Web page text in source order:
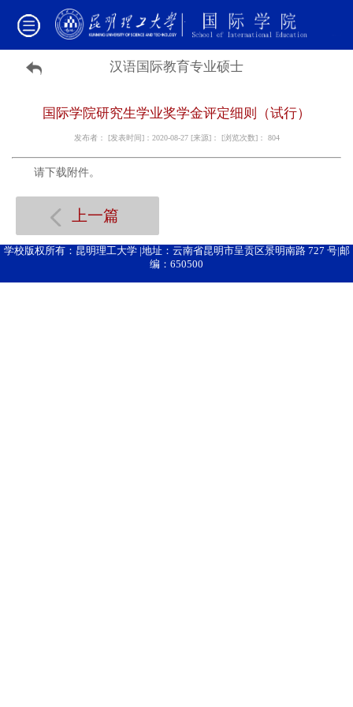
汉语国际教育专业硕士
国际学院研究生学业奖学金评定细则（试行）
发布者： [发表时间]：2020-08-27 [来源]： [浏览次数]： 804
请下载附件。
上一篇
学校版权所有：昆明理工大学 |地址：云南省昆明市呈贡区景明南路 727 号|邮
编：650500